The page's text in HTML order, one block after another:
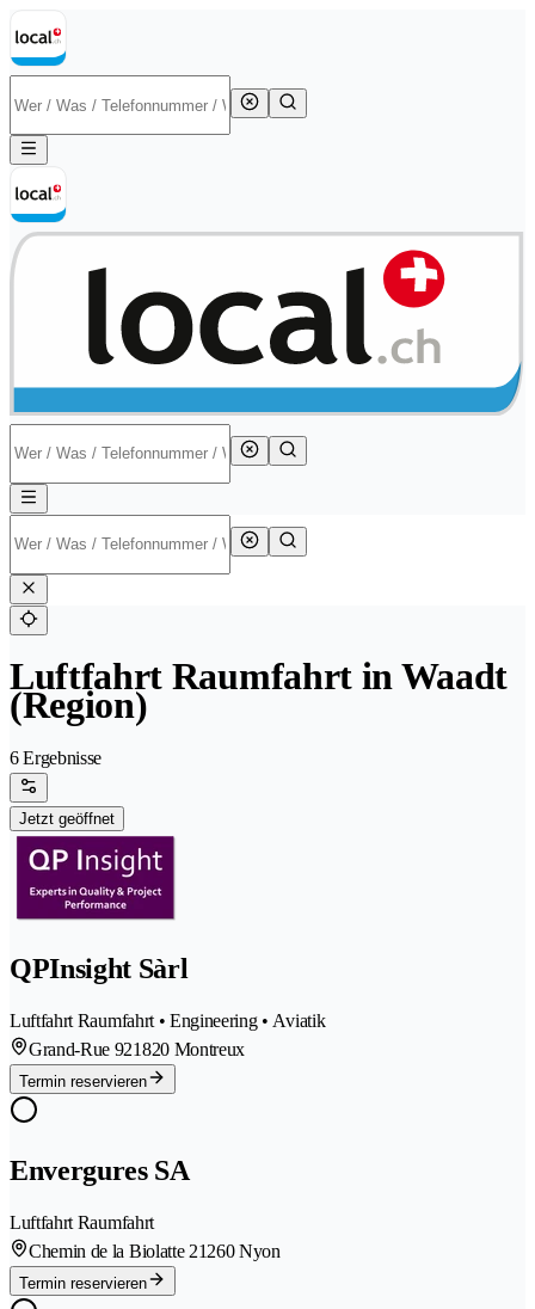
Luftfahrt Raumfahrt in Waadt
(Region)
6 Ergebnisse
Jetzt geöffnet
QPInsight Sàrl
Luftfahrt Raumfahrt • Engineering • Aviatik
Grand-Rue 921820 Montreux
Termin reservieren
Envergures SA
Luftfahrt Raumfahrt
Chemin de la Biolatte 21260 Nyon
Termin reservieren